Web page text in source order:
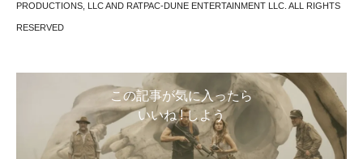
PRODUCTIONS, LLC AND RATPAC-DUNE ENTERTAINMENT LLC. ALL RIGHTS
RESERVED
この記事が気に入ったら
いいね ! しよう